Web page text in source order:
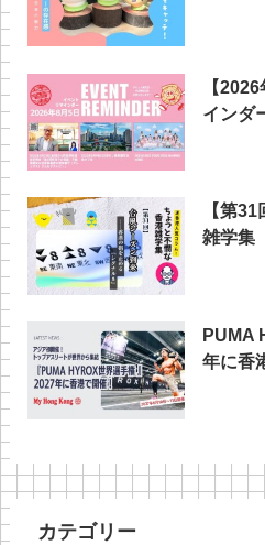
【
インダ
【第
雑学集
PUMA
年に香
カテゴリー